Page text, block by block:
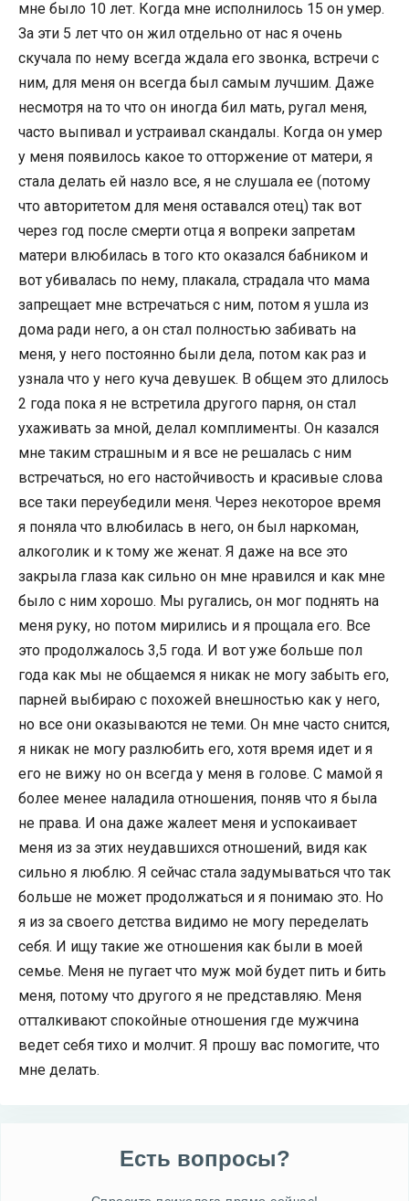
мне было 10 лет. Когда мне исполнилось 15 он умер.
За эти 5 лет что он жил отдельно от нас я очень
скучала по нему всегда ждала его звонка, встречи с
ним, для меня он всегда был самым лучшим. Даже
несмотря на то что он иногда бил мать, ругал меня,
часто выпивал и устраивал скандалы. Когда он умер
у меня появилось какое то отторжение от матери, я
стала делать ей назло все, я не слушала ее (потому
что авторитетом для меня оставался отец) так вот
через год после смерти отца я вопреки запретам
матери влюбилась в того кто оказался бабником и
вот убивалась по нему, плакала, страдала что мама
запрещает мне встречаться с ним, потом я ушла из
дома ради него, а он стал полностью забивать на
меня, у него постоянно были дела, потом как раз и
узнала что у него куча девушек. В общем это длилось
2 года пока я не встретила другого парня, он стал
ухаживать за мной, делал комплименты. Он казался
мне таким страшным и я все не решалась с ним
встречаться, но его настойчивость и красивые слова
все таки переубедили меня. Через некоторое время
я поняла что влюбилась в него, он был наркоман,
алкоголик и к тому же женат. Я даже на все это
закрыла глаза как сильно он мне нравился и как мне
было с ним хорошо. Мы ругались, он мог поднять на
меня руку, но потом мирились и я прощала его. Все
это продолжалось 3,5 года. И вот уже больше пол
года как мы не общаемся я никак не могу забыть его,
парней выбираю с похожей внешностью как у него,
но все они оказываются не теми. Он мне часто снится,
я никак не могу разлюбить его, хотя время идет и я
его не вижу но он всегда у меня в голове. С мамой я
более менее наладила отношения, поняв что я была
не права. И она даже жалеет меня и успокаивает
меня из за этих неудавшихся отношений, видя как
сильно я люблю. Я сейчас стала задумываться что так
больше не может продолжаться и я понимаю это. Но
я из за своего детства видимо не могу переделать
себя. И ищу такие же отношения как были в моей
семье. Меня не пугает что муж мой будет пить и бить
меня, потому что другого я не представляю. Меня
отталкивают спокойные отношения где мужчина
ведет себя тихо и молчит. Я прошу вас помогите, что
мне делать.
Есть вопросы?